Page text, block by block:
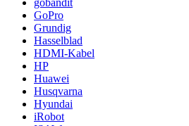
gobandit
GoPro
Grundig
Hasselblad
HDMI-Kabel
HP
Huawei
Husqvarna
Hyundai
iRobot